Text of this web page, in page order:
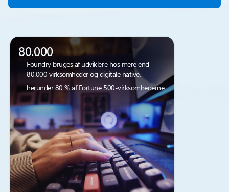
80.000
Foundry bruges af udviklere hos mere end
80.000 virksomheder og digitale native,
herunder 80 % af Fortune 500-virksomhederne.